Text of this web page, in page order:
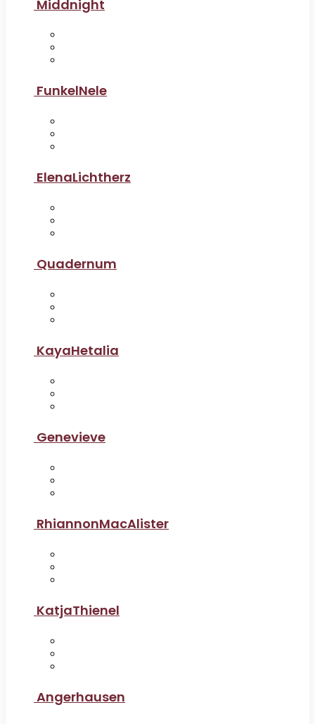
Middnight
FunkelNele
ElenaLichtherz
Quadernum
KayaHetalia
Genevieve
RhiannonMacAlister
KatjaThienel
Angerhausen